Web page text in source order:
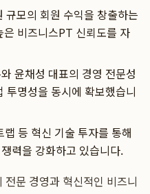
모의 회원 수익을 창출하는
비즈니스PT 신뢰도를 자
윤채성 대표의 경영 전문성
투명성을 동시에 확보했습니
등 혁신 기술 투자를 통해
력을 강화하고 있습니다.
문 경영과 혁신적인 비즈니